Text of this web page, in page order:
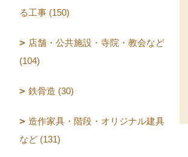
る工事 (150)
店舗・公共施設・寺院・教会など
(104)
鉄骨造 (30)
造作家具・階段・オリジナル建具
など (131)